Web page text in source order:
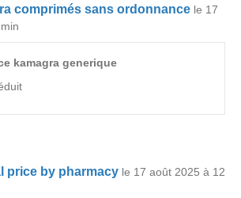
comprimés sans ordonnance le 17
kamagra generique
price by pharmacy le 17 août 2025 à 12